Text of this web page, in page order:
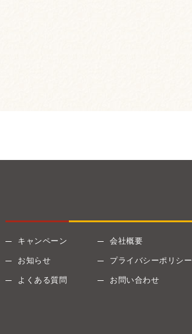
キャンペーン
お知らせ
よくある質問
会社概要
プライバシーポリシー
お問い合わせ